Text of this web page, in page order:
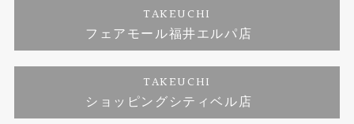
TAKEUCHI
フェアモール福井エルパ店
TAKEUCHI
ショッピングシティベル店